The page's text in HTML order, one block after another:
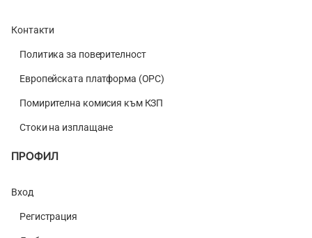
Контакти
Политика за поверителност
Европейската платформа (ОРС)
Помирителна комисия към КЗП
Стоки на изплащане
ПРОФИЛ
Вход
Регистрация